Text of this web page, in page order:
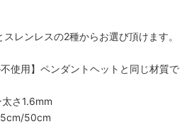
レンレスの2種からお選び頂けます。
使用】ペンダントヘットと同じ材質で
さ1.6mm
50cm